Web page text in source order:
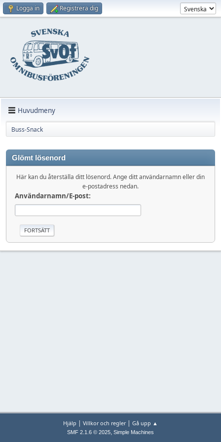
Logga in Registrera dig
Huvudmeny
Buss-Snack
Glömt lösenord
Här kan du återställa ditt lösenord. Ange ditt användarnamn eller din
e-postadress nedan.
Användarnamn/E-post:
Hjälp | Villkor och regler| Gå upp ▲
SMF 2.1.6 © 2025, Simple Machines